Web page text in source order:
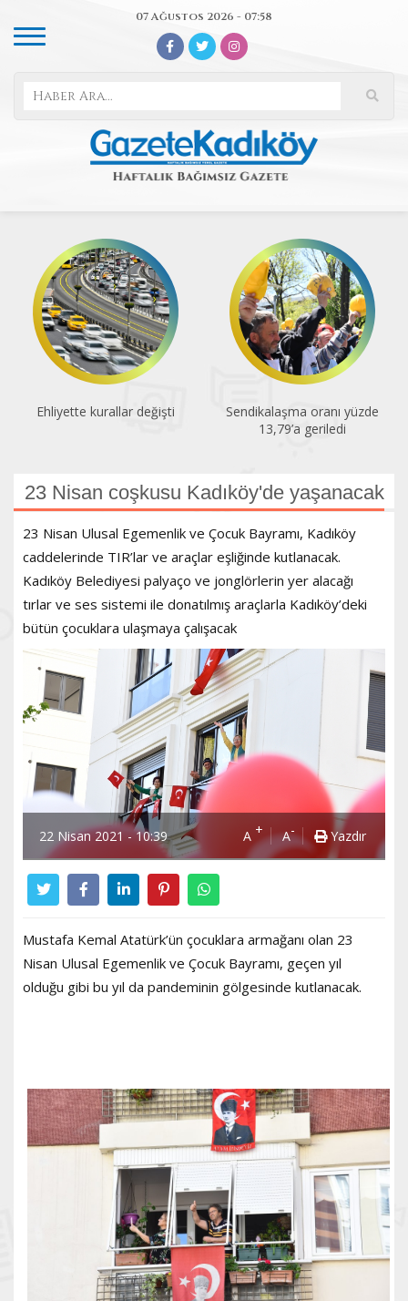
07 Ağustos 2026 - 07:58
Ehliyette kurallar değişti
Sendikalaşma oranı yüzde
13,79’a geriledi
23 Nisan coşkusu Kadıköy'de yaşanacak
23 Nisan Ulusal Egemenlik ve Çocuk Bayramı, Kadıköy
caddelerinde TIR’lar ve araçlar eşliğinde kutlanacak.
Kadıköy Belediyesi palyaço ve jonglörlerin yer alacağı
tırlar ve ses sistemi ile donatılmış araçlarla Kadıköy’deki
bütün çocuklara ulaşmaya çalışacak
22 Nisan 2021 - 10:39 A + A- Yazdır
Mustafa Kemal Atatürk’ün çocuklara armağanı olan 23
Nisan Ulusal Egemenlik ve Çocuk Bayramı, geçen yıl
olduğu gibi bu yıl da pandeminin gölgesinde kutlanacak.